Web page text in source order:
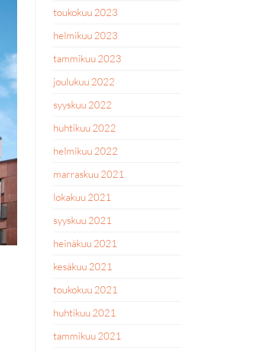
toukokuu 2023
helmikuu 2023
tammikuu 2023
joulukuu 2022
syyskuu 2022
huhtikuu 2022
helmikuu 2022
marraskuu 2021
lokakuu 2021
syyskuu 2021
heinäkuu 2021
kesäkuu 2021
toukokuu 2021
huhtikuu 2021
tammikuu 2021